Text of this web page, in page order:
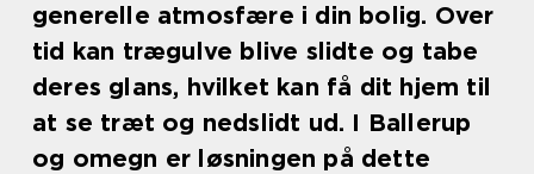
generelle atmosfære i din bolig. Over
tid kan trægulve blive slidte og tabe
deres glans, hvilket kan få dit hjem til
at se træt og nedslidt ud. I Ballerup
og omegn er løsningen på dette